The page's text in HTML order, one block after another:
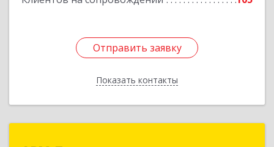
Отправить заявку
Показать контакты
Отправить заявку
Назад